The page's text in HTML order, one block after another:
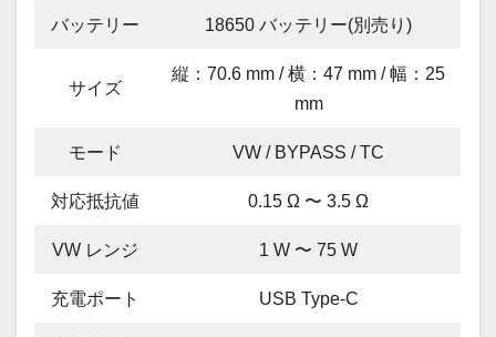
バッテリー 18650 バッテリー(別売り)
サイズ
縦：70.6 mm / 横：47 mm / 幅：25
mm
モード VW / BYPASS / TC
対応抵抗値 0.15 Ω 〜 3.5 Ω
VW レンジ 1 W 〜 75 W
充電ポート USB Type-C